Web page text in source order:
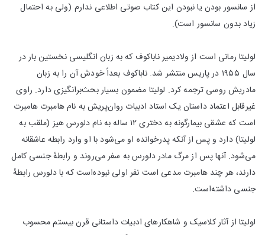
از سانسور بودن یا نبودن این کتاب صوتی اطلاعی ندارم (ولی به احتمال
زیاد بدون سانسور است).
لولیتا رمانی است از ولادیمیر ناباکوف که به زبان انگلیسی نخستین بار در
سال ۱۹۵۵ در پاریس منتشر شد. ناباکوف بعداً خودش آن را به زبان
مادریش روسی ترجمه کرد. لولیتا مضمون بسیار بحث‌برانگیزی دارد. راوی
غیرقابل اعتماد داستان یک استاد ادبیات روان‌پریش به نام هامبرت هامبرت
است که عشقی بیمارگونه به دختری ۱۲ ساله به نام دلورس هیز (ملقب به
لولیتا) دارد و پس از آنکه پدرخوانده او می‌شود با او وارد رابطه عاشقانه
می‌شود. آنها پس از مرگ مادر دلورس به سفر می‌روند و رابطهٔ جنسی کامل
دارند، هر چند هامبرت مدعی است نفر اولی نبوده‌است که با دلورس رابطهٔ
جنسی داشته‌است.
لولیتا از آثار کلاسیک و شاهکارهای ادبیات داستانی قرن بیستم محسوب